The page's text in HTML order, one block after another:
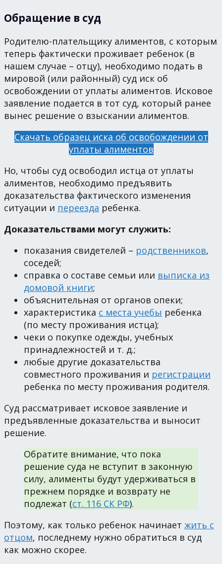
Обращение в суд
Родителю-плательщику алиментов, с которым
теперь фактически проживает ребенок (в
нашем случае – отцу), необходимо подать в
мировой (или районный) суд иск об
освобождении от уплаты алиментов. Исковое
заявление подается в тот суд, который ранее
вынес решение о взыскании алиментов.
Скачать образец иска об освобождении от
уплаты алиментов
Но, чтобы суд освободил истца от уплаты
алиментов, необходимо предъявить
доказательства фактического изменения
ситуации и переезда ребенка.
Доказательствами могут служить:
показания свидетелей – родственников,
соседей;
справка о составе семьи или выписка из
домовой книги;
объяснительная от органов опеки;
характеристика с места учебы ребенка
(по месту проживания истца);
чеки о покупке одежды, учебных
принадлежностей и т. д.;
любые другие доказательства
совместного проживания и регистрации
ребенка по месту проживания родителя.
Суд рассматривает исковое заявление и
предъявленные доказательства и выносит
решение.
Обратите внимание, что пока
решение суда не вступит в законную
силу, алименты будут удерживаться в
прежнем порядке и возврату не
подлежат (ст. 116 СК РФ).
Поэтому, как только ребенок начинает жить с
отцом, последнему нужно обратиться в суд
как можно скорее.